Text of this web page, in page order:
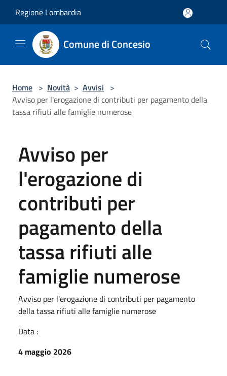
Regione Lombardia
Comune di Concesio
Home > Novità > Avvisi >
Avviso per l'erogazione di contributi per pagamento della
tassa rifiuti alle famiglie numerose
Avviso per
l'erogazione di
contributi per
pagamento della
tassa rifiuti alle
famiglie numerose
Avviso per l'erogazione di contributi per pagamento
della tassa rifiuti alle famiglie numerose
Data :
4 maggio 2026